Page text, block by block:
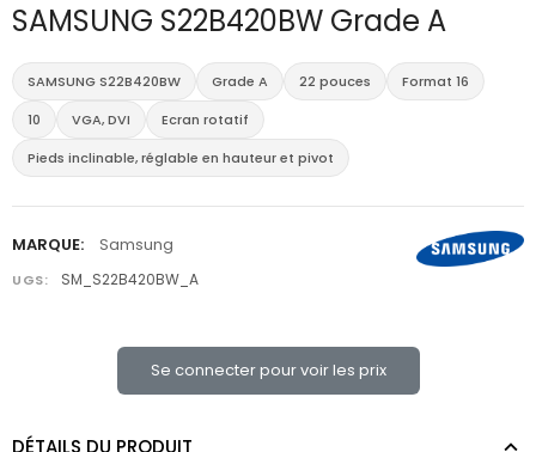
SAMSUNG S22B420BW Grade A
SAMSUNG S22B420BW Grade A 22 pouces
Format 16
10
VGA, DVI
Ecran rotatif
Pieds inclinable, réglable en hauteur et pivot
MARQUE: Samsung
UGS: SM_S22B420BW_A
Se connecter pour voir les prix
DÉTAILS DU PRODUIT